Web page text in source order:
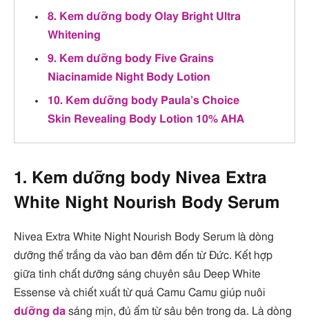
8. Kem dưỡng body Olay Bright Ultra
Whitening
9. Kem dưỡng body Five Grains
Niacinamide Night Body Lotion
10. Kem dưỡng body Paula’s Choice
Skin Revealing Body Lotion 10% AHA
1. Kem dưỡng body Nivea Extra
White Night Nourish Body Serum
Nivea Extra White Night Nourish Body Serum là dòng
dưỡng thể trắng da vào ban đêm đến từ Đức. Kết hợp
giữa tinh chất dưỡng sáng chuyên sâu Deep White
Essense và chiết xuất từ quả Camu Camu giúp nuôi
dưỡng da sáng mịn, đủ ẩm từ sâu bên trong da. Là dòng